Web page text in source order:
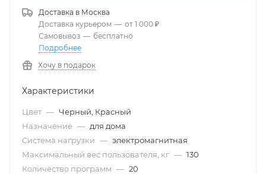
Доставка в Москва
Доставка курьером — от 1 000 ₽
Самовывоз — бесплатно
Подробнее
Хочу в подарок
Характеристики
Цвет — Черный, Красный
Назначение — для дома
Система нагрузки — электромагнитная
Максимальный вес пользователя, кг — 130
Количество программ — 20